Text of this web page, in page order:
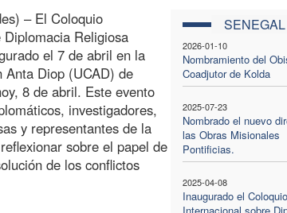
SENEGAL
2026-01-10
Nombramiento del
Coadjutor de Kolda
2025-07-23
Nombrado el nuevo
las Obras Misionales
Pontificias.
2025-04-08
Inaugurado el Coloquio
– El Coloquio
Religiosa
el 7 de abril en la
Anta Diop (UCAD) de
8 de abril. Este evento
investigadores,
y representantes de la
sobre el papel de
de los conflictos